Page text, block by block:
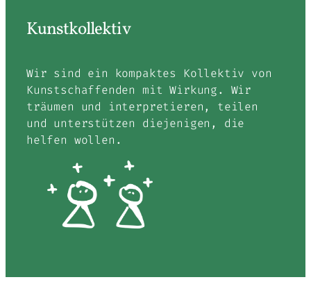
Kunstkollektiv
Wir sind ein kompaktes Kollektiv von
Kunstschaffenden mit Wirkung. Wir
träumen und interpretieren, teilen
und unterstützen diejenigen, die
helfen wollen.